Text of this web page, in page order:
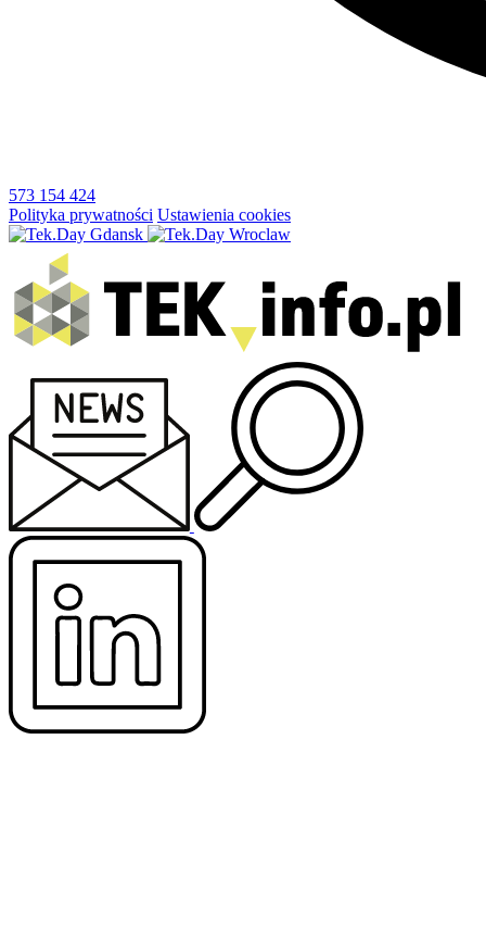
573 154 424
Polityka prywatności Ustawienia cookies